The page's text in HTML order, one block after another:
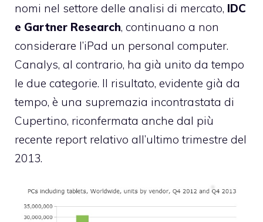
nomi nel settore delle analisi di mercato, IDC
e Gartner Research, continuano a non
considerare l’iPad un personal computer.
Canalys, al contrario, ha già unito da tempo
le due categorie. Il risultato, evidente già da
tempo, è una supremazia incontrastata di
Cupertino, riconfermata anche dal più
recente report relativo all’ultimo trimestre del
2013.